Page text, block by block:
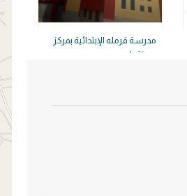
مدرسة قرمله الإبتدائية بمركز
مدينة بلبيس